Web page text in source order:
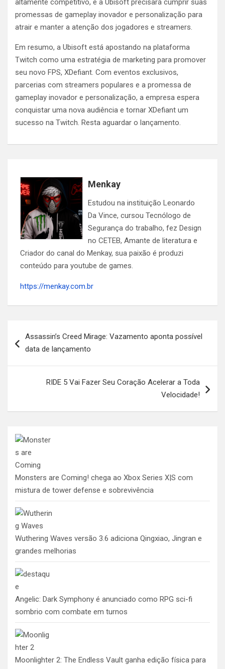
altamente competitivo, e a Ubisoft precisará cumprir suas
promessas de gameplay inovador e personalização para
atrair e manter a atenção dos jogadores e streamers.
Em resumo, a Ubisoft está apostando na plataforma
Twitch como uma estratégia de marketing para promover
seu novo FPS, XDefiant. Com eventos exclusivos,
parcerias com streamers populares e a promessa de
gameplay inovador e personalização, a empresa espera
conquistar uma nova audiência e tornar XDefiant um
sucesso na Twitch. Resta aguardar o lançamento.
Menkay
Estudou na instituição Leonardo
Da Vince, cursou Tecnólogo de
Segurança do trabalho, fez Design
no CETEB, Amante de literatura e
Criador do canal do Menkay, sua paixão é produzi
conteúdo para youtube de games.
https://menkay.com.br
de
Assassin’s Creed Mirage: Vazamento aponta possível
data de lançamento
RIDE 5 Vai Fazer Seu Coração Acelerar a Toda
Velocidade!
Monsters are Coming! chega ao Xbox Series X|S com
mistura de tower defense e sobrevivência
Wuthering Waves versão 3.6 adiciona Qingxiao, Jingran e
grandes melhorias
Angelic: Dark Symphony é anunciado como RPG sci-fi
sombrio com combate em turnos
Moonlighter 2: The Endless Vault ganha edição física para